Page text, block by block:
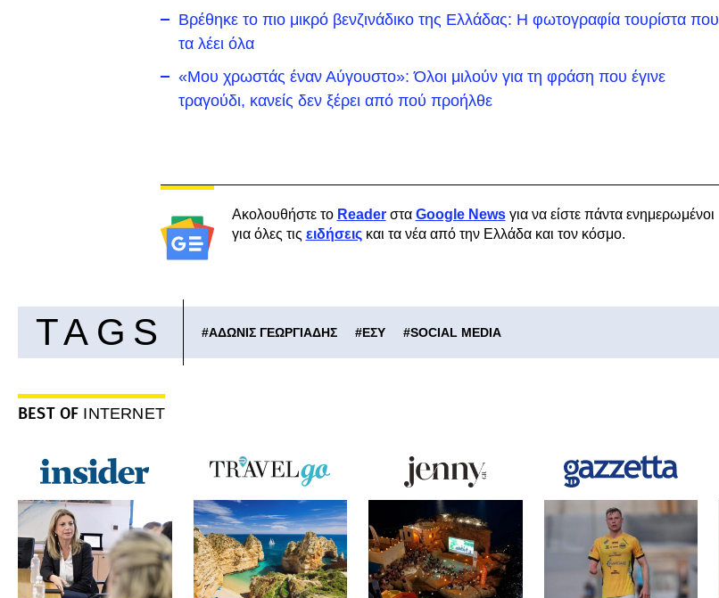
Βρέθηκε το πιο μικρό βενζινάδικο της Ελλάδας: Η φωτογραφία τουρίστα που
τα λέει όλα
«Μου χρωστάς έναν Αύγουστο»: Όλοι μιλούν για τη φράση που έγινε
τραγούδι, κανείς δεν ξέρει από πού προήλθε
Ακολουθήστε το Readerστα Google Newsγια να είστε πάντα ενημερωμένοι
για όλες τις ειδήσειςκαι τα νέα από την Ελλάδα και τον κόσμο.
TAGS #ΑΔΩΝΙΣ ΓΕΩΡΓΙΑΔΗΣ #ΕΣΥ #SOCIAL MEDIA
BEST OF INTERNET